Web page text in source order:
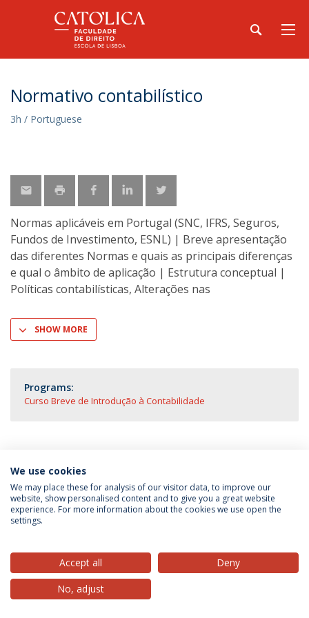
Normativo contabilístico
3h / Portuguese
Normas aplicáveis em Portugal (SNC, IFRS, Seguros,
Fundos de Investimento, ESNL) | Breve apresentação
das diferentes Normas e quais as principais diferenças
e qual o âmbito de aplicação | Estrutura conceptual |
Políticas contabilísticas, Alterações nas
SHOW MORE
Programs:
Curso Breve de Introdução à Contabilidade
Privacy Policy Terms & Conditions Rights of Data Subjects
© 2026 Universidade Católica Portuguesa
We use cookies
We may place these for analysis of our visitor data, to improve our
website, show personalised content and to give you a great website
experience. For more information about the cookies we use open the
settings.
Accept all
Deny
No, adjust